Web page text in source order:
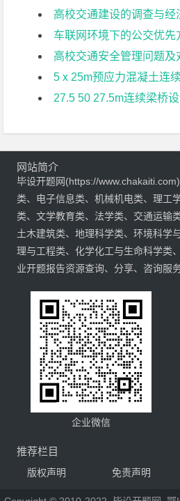
高校交通建设的调查与经济效能分析——以
车联网环境下的公交优先
高校交通安全管理问题及对策——以南京
5ⅹ25m预应力混凝土连续
27.5 50 27.5m连续梁桥
网站简介
毕设开题网(https://
类、电子信息类、机械机电类、理工
类、文学教育类、法学类、交通运输
土木建筑类、地理科学类、环境科学
理与工程类、化学化工与生命科学类
业开题报告资源查询、分享、咨询服务
企业微信
推荐栏目
版权声明 免责声明